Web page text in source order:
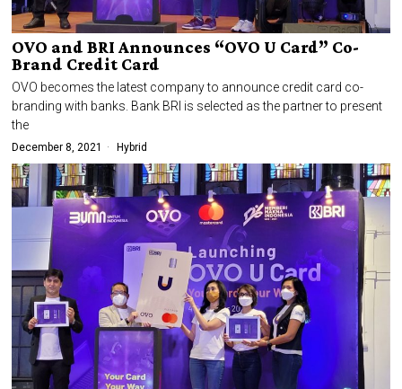
OVO and BRI Announces “OVO U Card” Co-
Brand Credit Card
OVO becomes the latest company to announce credit card co-
branding with banks. Bank BRI is selected as the partner to present
the
December 8, 2021 Hybrid